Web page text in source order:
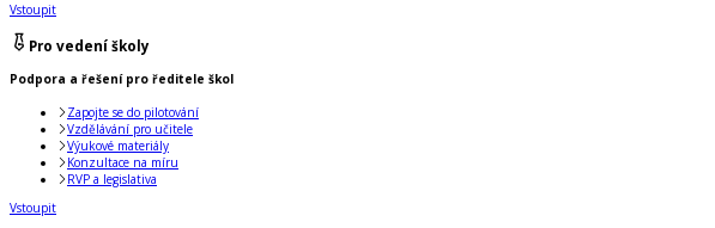
Vstoupit
Pro vedení školy
Podpora a řešení pro ředitele škol
Zapojte se do pilotování
Vzdělávání pro učitele
Výukové materiály
Konzultace na míru
RVP a legislativa
Vstoupit